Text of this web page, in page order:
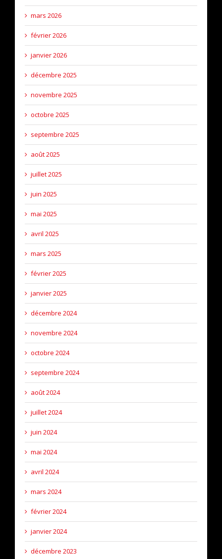
mars 2026
février 2026
janvier 2026
décembre 2025
novembre 2025
octobre 2025
septembre 2025
août 2025
juillet 2025
juin 2025
mai 2025
avril 2025
mars 2025
février 2025
janvier 2025
décembre 2024
novembre 2024
octobre 2024
septembre 2024
août 2024
juillet 2024
juin 2024
mai 2024
avril 2024
mars 2024
février 2024
janvier 2024
décembre 2023